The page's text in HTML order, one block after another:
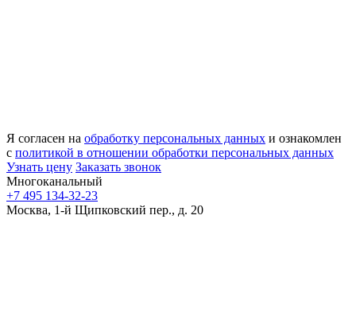
Я согласен на обработку персональных данных и ознакомлен
с политикой в отношении обработки персональных данных
Узнать цену Заказать звонок
Многоканальный
+7 495 134-32-23
Москва, 1-й Щипковский пер., д. 20